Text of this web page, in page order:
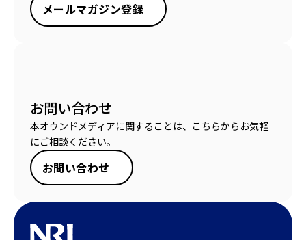
メールマガジン登録
お問い合わせ
本オウンドメディアに関することは、こちらからお気軽
にご相談ください。
お問い合わせ